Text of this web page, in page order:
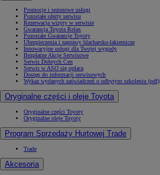
Promocje i sezonowe usługi
Pozostałe oferty serwisu
Rezerwacja wizyty w serwisie
Gwarancja Toyota Relax
Pozostałe Gwarancje Toyoty
Ubezpieczenia i naprawy blacharsko-lakiernicze
Innowacyjne usługi dla Twojej wygody
Bezpłatne Akcje Serwisowe
Serwis Dobrych Cen
Serwis w ASO się opłaca
Dostęp do informacji serwisowych
Wykaz wydanych zaświadczeń o odbytym szkoleniu (pdf)
Oryginalne części i oleje Toyota
Oryginalne części Toyoty
Oryginalne oleje Toyoty
Program Sprzedaży Hurtowej Trade
Trade
Akcesoria